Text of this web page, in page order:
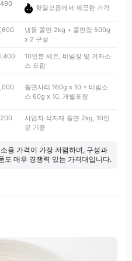
핫딜모음에서 제공한 가격
냉동 쫄면 2kg + 쫄면장 500g
x 2 구성
10인분 세트, 비빔장 및 겨자소
스 포함
쫄면사리 160g x 10 + 비빔소
스 60g x 10, 개별포장
사업자 식자재 쫄면 2kg, 10인
분 기준
용 가격이 가장 저렴하며, 구성과
매우 경쟁력 있는 가격대입니다.